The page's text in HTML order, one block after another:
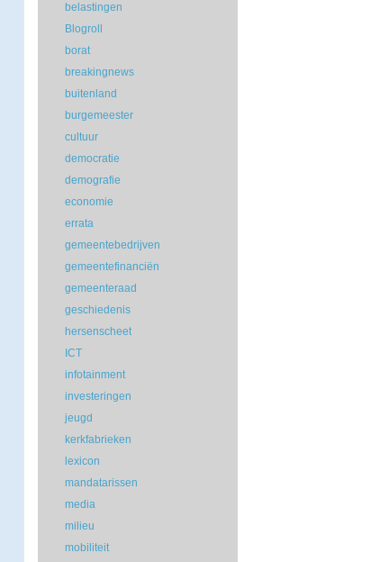
belastingen
Blogroll
borat
breakingnews
buitenland
burgemeester
cultuur
democratie
demografie
economie
errata
gemeentebedrijven
gemeentefinanciën
gemeenteraad
geschiedenis
hersenscheet
ICT
infotainment
investeringen
jeugd
kerkfabrieken
lexicon
mandatarissen
media
milieu
mobiliteit